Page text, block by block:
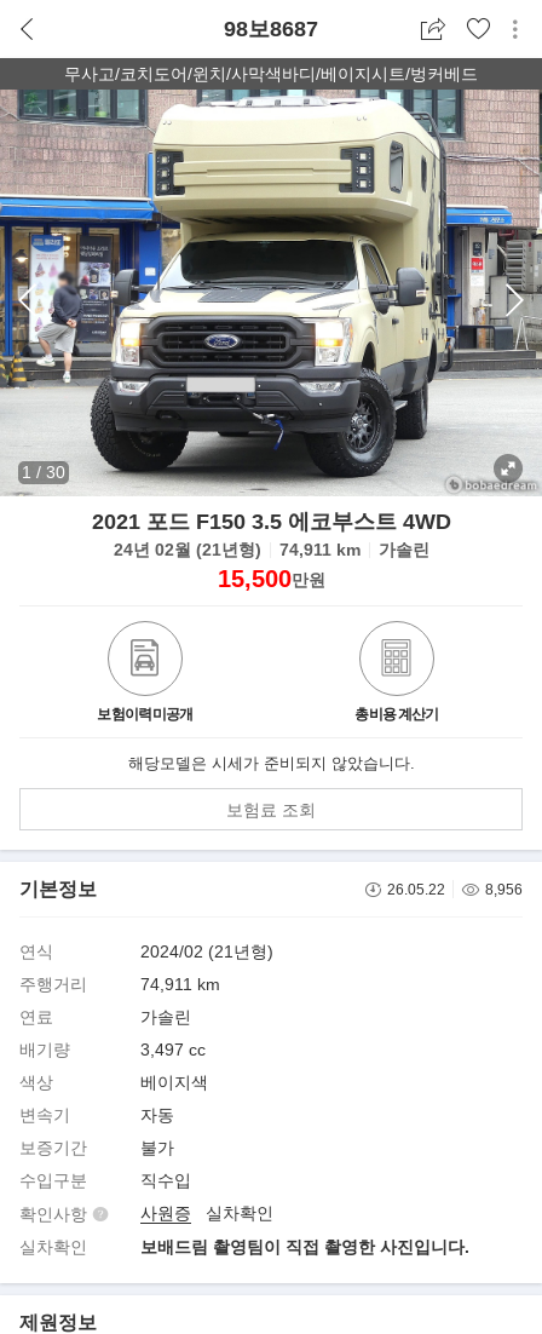
98보8687
무사고/코치도어/윈치/사막색바디/베이지시트/벙커베드
1 / 30
2021 포드 F150 3.5 에코부스트 4WD
24년 02월 (21년형) 74,911 km 가솔린
15,500만원
보험이력미공개 총비용 계산기
해당모델은 시세가 준비되지 않았습니다.
보험료 조회
기본정보 26.05.22 8,956
연식
2024/02 (21년형)
주행거리
74,911 km
연료
가솔린
배기량
3,497 cc
색상
베이지색
변속기
자동
보증기간
불가
수입구분
직수입
확인사항
사원증
실차확인
실차확인
보배드림 촬영팀이 직접 촬영한 사진입니다.
제원정보